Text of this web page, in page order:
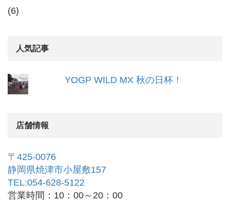
(6)
人気記事
YOGP WILD MX 秋の日杯！
店舗情報
〒425-0076
静岡県焼津市小屋敷157
TEL:054-628-5122
営業時間：10：00～20：00